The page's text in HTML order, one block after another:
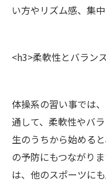
い方やリズム感、集
<h3>柔軟性とバラン
体操系の習い事では
通して、柔軟性やバ
生のうちから始める
の予防にもつながり
は、他のスポーツに